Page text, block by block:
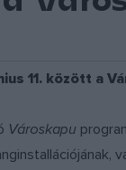
11. között a
Városkapu